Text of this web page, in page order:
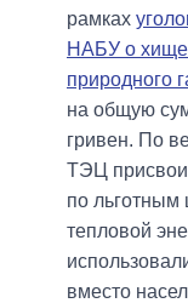
рамках
НАБУ о
природного
на общую
гривен. По
ТЭЦ
по льготным
тепловой
вместо